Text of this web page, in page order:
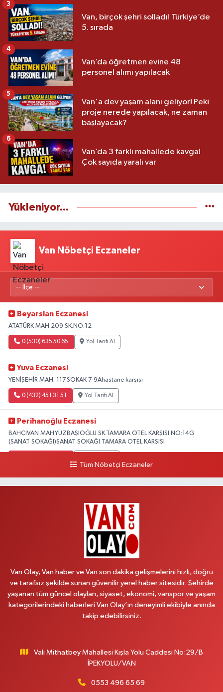
Van, birçok şehri solladı! Türkiye’de
5. sırada
3
Van’da öğretmen evine 48
personel alımı yapılacak
4
Van'a dev yaşam alanı geliyor! Peki
proje nerede yapılacak, ne zaman
başlayacak?
5
Van’da 3 farklı mahallede kavga!
Çok sayıda yaralı var
6
Yükleniyor...
Van Nöbetçi Eczaneler
Beyarslan Eczanesi
ATATÜRK MAH.209 SK.NO:12
0 (530) 635 50 65 Yol Tarifi Al
Yuva Eczanesi
YENİŞEHİR MAH. 117.SOKAK 7-9Ahastane karşısı
0 (432) 451 31 51 Yol Tarifi Al
Perihanoğlu Eczanesi
BAHÇİVAN MAH.YÜZBAŞIOĞLU SK.TAMARA OTEL KARŞISI NO:14G
(SANAT SOKAĞI)SANAT SOKAĞI TAMARA OTEL KARŞISI
Yol Tarifi Al
BEYAZIT MAH.ZEYLAN CADDESİ OKYANUS GİYİM YANI NO:1
Afşar Eczanesi
Kazım Karabekir cad.Eski Araştırma Hastanesi karşısı (kent park karşısı )
Gürpınar Eczanesi
Akpınar Mah. Milli Egemenlik Cad.No:7 A
Yol Tarifi Al
Tüm Nöbetçi Eczaneler
Van Olay, Van haber ve Van son dakika gelişmelerini hızlı, doğru
ve tarafsız şekilde sunan güvenilir yerel haber sitesidir. Şehirde
yaşanan tüm güncel olayları, siyaset, ekonomi, vanspor ve yaşam
kategorilerindeki haberleri Van Olay’ın deneyimli ekibiyle anında
takip edebilirsiniz.
Vali Mithatbey Mahallesi Kışla Yolu Caddesi No:29/B
İPEKYOLU/VAN
0553 496 65 69